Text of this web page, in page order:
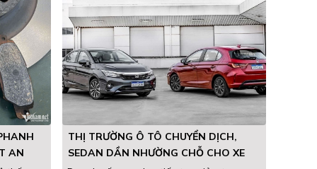
AN
THỊ TRƯỜNG Ô TÔ CHUYỂN DỊCH,
SEDAN DẦN NHƯỜNG CHỖ CHO XE